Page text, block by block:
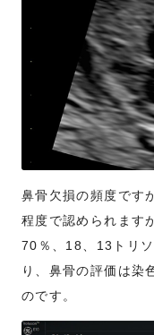
鼻骨欠損の頻度です
程度で認められます
70％、18、13トリ
り、鼻骨の評価は染
のです。